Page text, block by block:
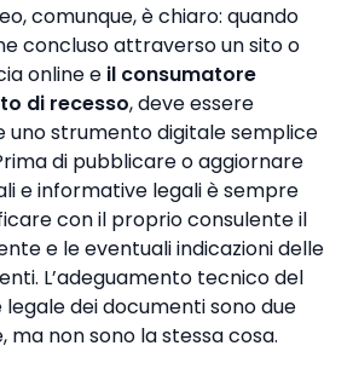
comunque, è chiaro: quando
concluso attraverso un sito o
online e il consumatore
di recesso, deve essere
uno strumento digitale semplice
di pubblicare o aggiornare
e informative legali è sempre
con il proprio consulente il
e le eventuali indicazioni delle
L’adeguamento tecnico del
legale dei documenti sono due
non sono la stessa cosa.